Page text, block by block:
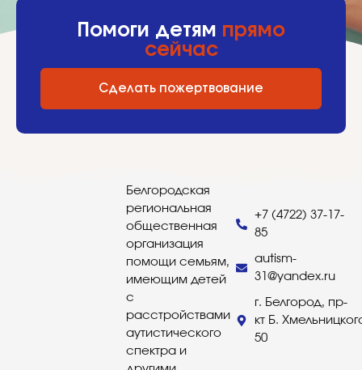
Помоги детям прямо
сейчас
Сделать пожертвование
Белгородская
региональная
общественная
организация
помощи семьям,
имеющим детей
с
расстройствами
аутистического
спектра и
+7 (4722) 37-17-
85
autism-
31@yandex.ru
г. Белгород, пр-
кт Б.
50